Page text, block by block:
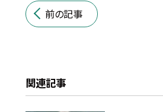
前の記事
関連記事